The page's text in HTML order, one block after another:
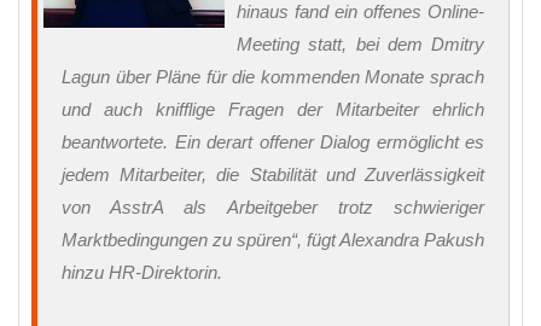
hinaus fand ein offenes Online-
Meeting statt, bei dem Dmitry
Lagun über Pläne für die kommenden Monate sprach
und auch knifflige Fragen der Mitarbeiter ehrlich
beantwortete. Ein derart offener Dialog ermöglicht es
jedem Mitarbeiter, die Stabilität und Zuverlässigkeit
von AsstrA als Arbeitgeber trotz schwieriger
Marktbedingungen zu spüren“, fügt Alexandra Pakush
hinzu HR-Direktorin.